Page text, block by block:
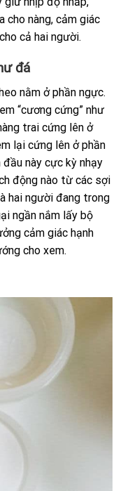
cho nàng, cảm giác
cả hai người.
đá
nằm ở phần ngực.
“cương cứng” như
trai cứng lên ở
lại cứng lên ở phần
này cực kỳ nhạy
động nào từ các sợi
hai người đang trong
ngần nắm lấy bộ
cảm giác hạnh
cho xem.